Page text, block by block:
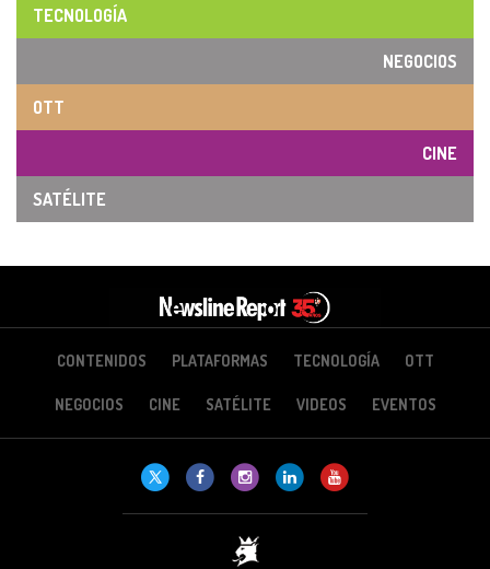
TECNOLOGÍA
NEGOCIOS
OTT
CINE
SATÉLITE
CONTENIDOS PLATAFORMAS TECNOLOGÍA OTT
NEGOCIOS CINE SATÉLITE VIDEOS EVENTOS